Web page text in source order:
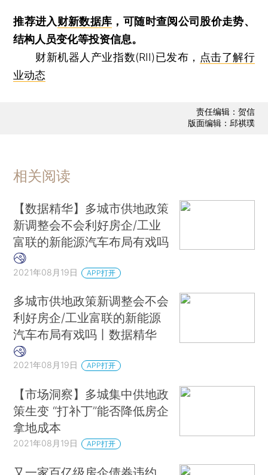
推荐进入财新数据库 ，可随时查阅公司股价走势、
结构人员变化等投资信息。
财新机器人产业指数(RII)已发布， 点击了解行
业动态
责任编辑：贺信
版面编辑：邱祺璞
相关阅读
【数据精华】多城市供地政策
新调整会不会利好房企/工业
富联的新能源汽车布局有戏吗
2021年08月19日 APP打开
多城市供地政策新调整会不会
利好房企/工业富联的新能源
汽车布局有戏吗丨数据精华
2021年08月19日 APP打开
【市场洞察】多城集中供地政
策生变 “打补丁”能否降低房企
拿地成本
2021年08月19日 APP打开